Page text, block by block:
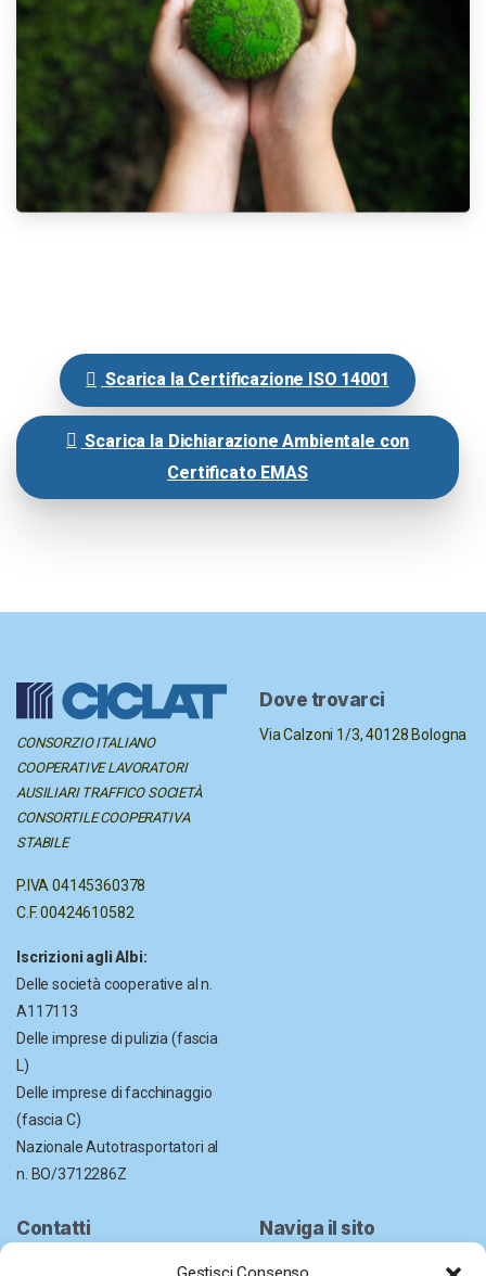
Scarica la Certificazione ISO 14001
Scarica la Dichiarazione Ambientale con
Certificato EMAS
CONSORZIO ITALIANO
COOPERATIVE LAVORATORI
AUSILIARI TRAFFICO SOCIETÀ
CONSORTILE COOPERATIVA
STABILE
P.IVA 04145360378
C.F. 00424610582
Iscrizioni agli Albi:
Delle società cooperative al n.
A117113
Delle imprese di pulizia (fascia
L)
Delle imprese di facchinaggio
(fascia C)
Nazionale Autotrasportatori al
n. BO/3712286Z
Dove trovarci
Via Calzoni 1/3,40128 Bologna
Contatti Naviga il sito